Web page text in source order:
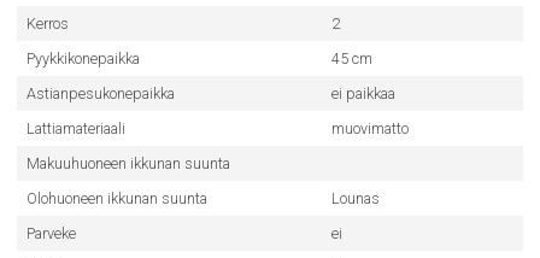
Kerros
2
Pyykkikonepaikka
45 cm
Astianpesukonepaikka
ei paikkaa
Lattiamateriaali
muovimatto
Makuuhuoneen ikkunan suunta
Olohuoneen ikkunan suunta
Lounas
Parveke
ei